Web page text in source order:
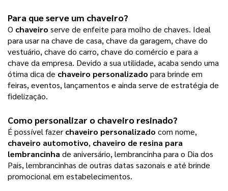
Para que serve um chaveiro?
O chaveiro serve de enfeite para molho de chaves. Ideal
para usar na chave de casa, chave da garagem, chave do
vestuário, chave do carro, chave do comércio e para a
chave da empresa. Devido a sua utilidade, acaba sendo uma
ótima dica de chaveiro personalizado para brinde em
feiras, eventos, lançamentos e ainda serve de estratégia de
fidelização.
Como personalizar o chaveiro resinado?
É possível fazer chaveiro personalizado com nome,
chaveiro automotivo, chaveiro de resina para
lembrancinhade aniversário, lembrancinha para o Dia dos
Pais, lembrancinhas de outras datas sazonais e até brinde
promocional em estabelecimentos.